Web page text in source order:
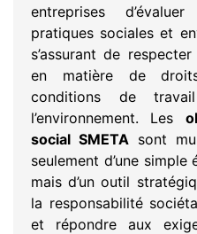
entreprises
pratiques sociales et
s’assurant de
en matière de
conditions de
l’environnement. Les
social SMETA sont
seulement d’une
mais d’un outil
la responsabilité
et répondre aux